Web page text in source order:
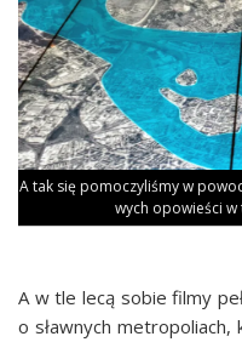
A tak się pomo­czy­li­śmy w
wych opo­wie­ści
A w tle lecą sobie fil­my
o sław­nych